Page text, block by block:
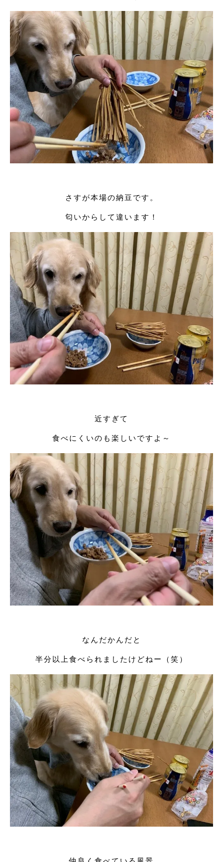
さすが本場の納豆です。
匂いからして違います！
近すぎて
食べにくいのも楽しいですよ～
なんだかんだと
半分以上食べられましたけどねー（笑）